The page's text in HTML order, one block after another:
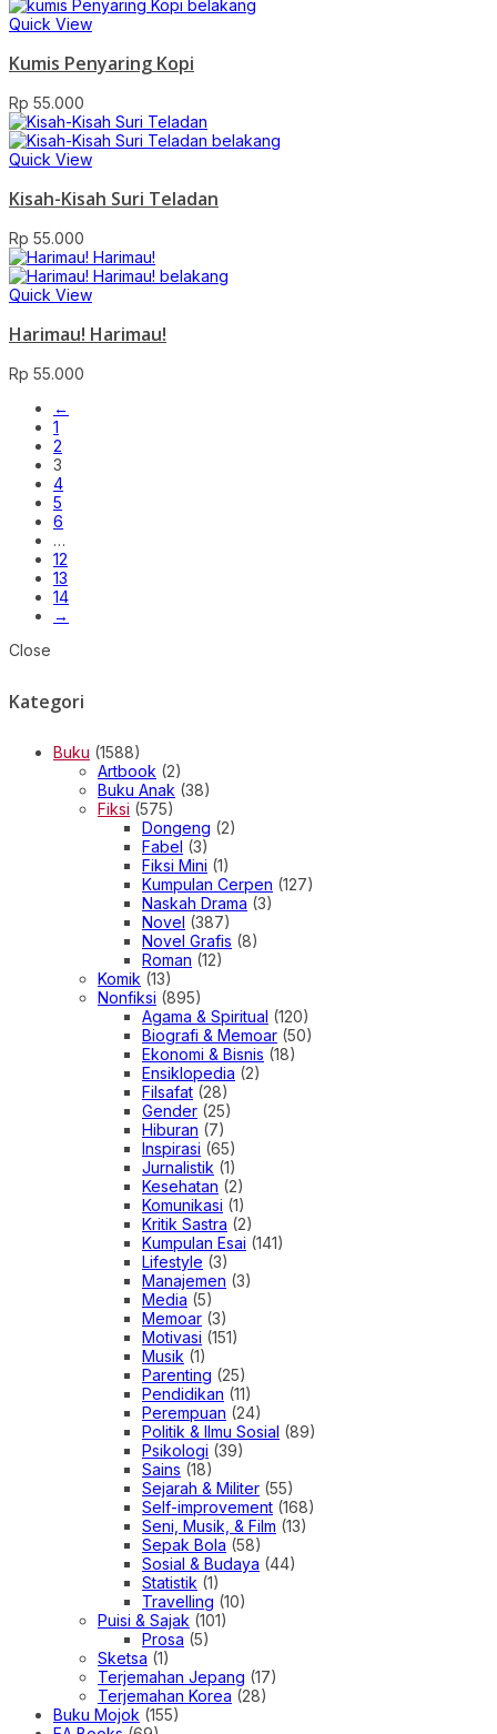
Quick View
Kumis Penyaring Kopi
Rp 55.000
Quick View
Kisah-Kisah Suri Teladan
Rp 55.000
Quick View
Harimau! Harimau!
Rp 55.000
←
1
2
3
4
5
6
…
12
13
14
→
Close
Kategori
Buku (1588)
Artbook (2)
Buku Anak (38)
Fiksi (575)
Dongeng (2)
Fabel (3)
Fiksi Mini (1)
Kumpulan Cerpen (127)
Naskah Drama (3)
Novel (387)
Novel Grafis (8)
Roman (12)
Komik (13)
Nonfiksi (895)
Agama & Spiritual (120)
Biografi & Memoar (50)
Ekonomi & Bisnis (18)
Ensiklopedia (2)
Filsafat (28)
Gender (25)
Hiburan (7)
Inspirasi (65)
Jurnalistik (1)
Kesehatan (2)
Komunikasi (1)
Kritik Sastra (2)
Kumpulan Esai (141)
Lifestyle (3)
Manajemen (3)
Media (5)
Memoar (3)
Motivasi (151)
Musik (1)
Parenting (25)
Pendidikan (11)
Perempuan (24)
Politik & Ilmu Sosial (89)
Psikologi (39)
Sains (18)
Sejarah & Militer (55)
Self-improvement (168)
Seni, Musik, & Film (13)
Sepak Bola (58)
Sosial & Budaya (44)
Statistik (1)
Travelling (10)
Puisi & Sajak (101)
Prosa (5)
Sketsa (1)
Terjemahan Jepang (17)
Terjemahan Korea (28)
Buku Mojok (155)